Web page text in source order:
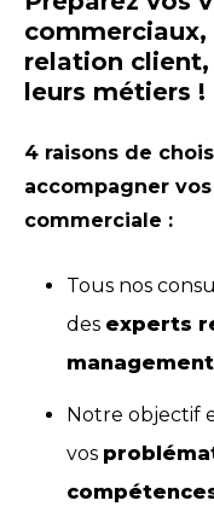
relation client,
leurs métiers !
4 raisons de
accompagner
commerciale :
Tous nos
des experts
Notre objectif
vos